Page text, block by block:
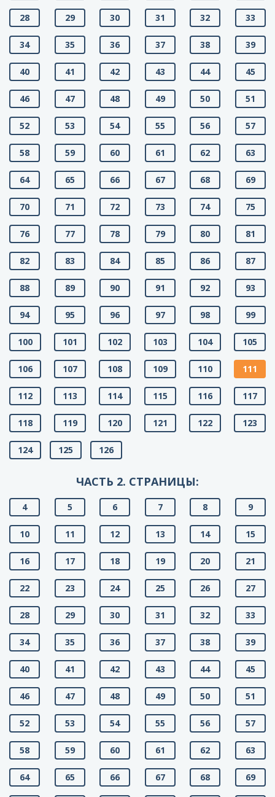
28 29 30 31 32 33
34 35 36 37 38 39
40 41 42 43 44 45
46 47 48 49 50 51
52 53 54 55 56 57
58 59 60 61 62 63
64 65 66 67 68 69
70 71 72 73 74 75
76 77 78 79 80 81
82 83 84 85 86 87
88 89 90 91 92 93
94 95 96 97 98 99
100 101 102 103 104 105
106 107 108 109 110 111
112 113 114 115 116 117
118 119 120 121 122 123
124 125 126
ЧАСТЬ 2. СТРАНИЦЫ:
4 5 6 7 8 9
10 11 12 13 14 15
16 17 18 19 20 21
22 23 24 25 26 27
28 29 30 31 32 33
34 35 36 37 38 39
40 41 42 43 44 45
46 47 48 49 50 51
52 53 54 55 56 57
58 59 60 61 62 63
64 65 66 67 68 69